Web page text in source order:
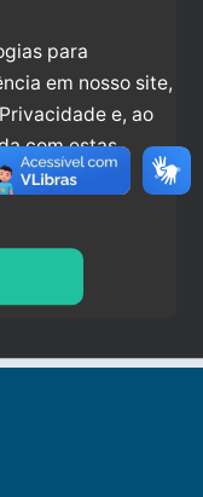
para
em nosso site,
e, ao
com estas